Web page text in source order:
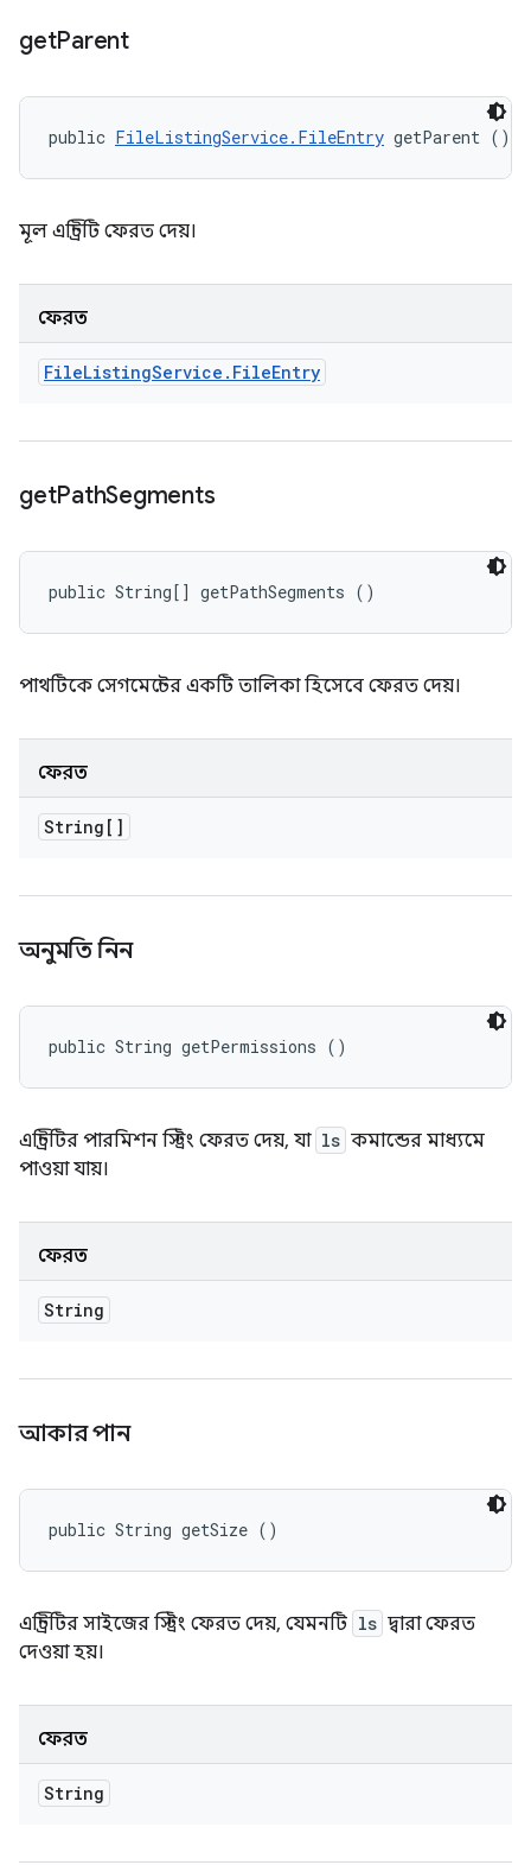
getParent
public FileListingService.FileEntry getParent ()
মূল এন্ট্রিটি ফেরত দেয়।
ফেরত
FileListingService . FileEntry
getPathSegments
public String[] getPathSegments ()
পাথটিকে সেগমেন্টের একটি তালিকা হিসেবে ফেরত দেয়।
ফেরত
String[]
অনুমতি নিন
public String getPermissions ()
এন্ট্রিটির পারমিশন স্ট্রিং ফেরত দেয়, যা ls কমান্ডের মাধ্যমে
পাওয়া যায়।
ফেরত
String
আকার পান
public String getSize ()
এন্ট্রিটির সাইজের স্ট্রিং ফেরত দেয়, যেমনটি ls দ্বারা ফেরত
দেওয়া হয়।
ফেরত
String